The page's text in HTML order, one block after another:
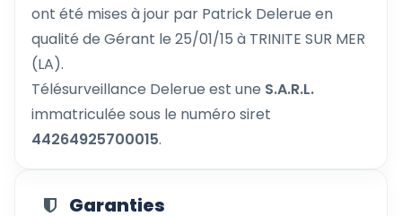
ont été mises à jour par Patrick Delerue en
qualité de Gérant le 25/01/15 à TRINITE SUR MER
(LA).
Télésurveillance Delerue est une S.A.R.L.
immatriculée sous le numéro siret
44264925700015.
Garanties